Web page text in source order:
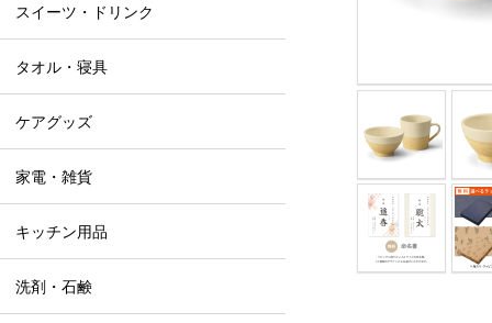
スイーツ・ドリンク
タオル・寝具
ケアグッズ
家電・雑貨
キッチン用品
洗剤・石鹸